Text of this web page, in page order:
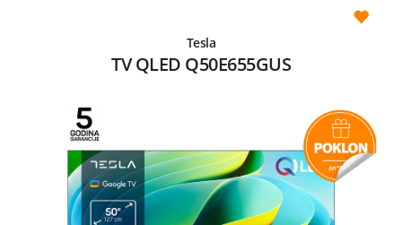
Tesla
TV QLED Q50E655GUS